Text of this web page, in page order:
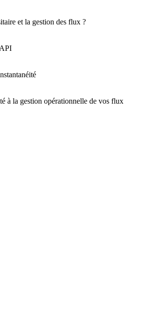
et la gestion des flux ?
à la gestion opérationnelle de vos flux